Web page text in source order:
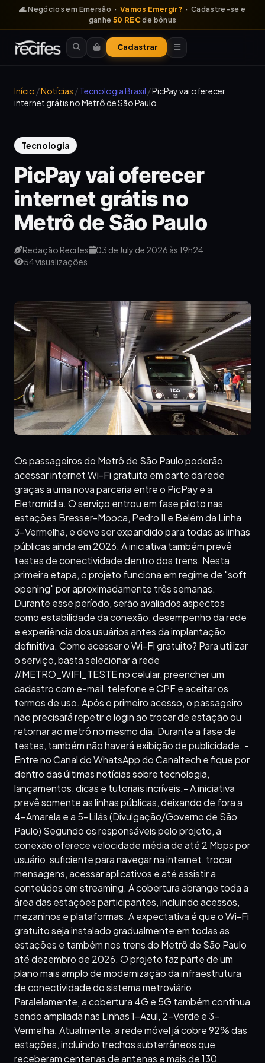
🌊 Negócios em Emersão · Vamos Emergir? · Cadastre-se e
ganhe50 RECde bônus
Cadastrar
Início /Notícias /Tecnologia Brasil /PicPay vai oferecer
internet grátis no Metrô de São Paulo
Tecnologia
PicPay vai oferecer
internet grátis no
Metrô de São Paulo
Redação Recifes
03 de July de 2026 às 19h24
54 visualizações
Os passageiros do Metrô de São Paulo poderão
acessar internet Wi-Fi gratuita em parte da rede
graças a uma nova parceria entre o PicPay e a
Eletromidia. O serviço entrou em fase piloto nas
estações Bresser-Mooca, Pedro II e Belém da Linha
3-Vermelha, e deve ser expandido para todas as linhas
públicas ainda em 2026. A iniciativa também prevê
testes de conectividade dentro dos trens. Nesta
primeira etapa, o projeto funciona em regime de "soft
opening" por aproximadamente três semanas.
Durante esse período, serão avaliados aspectos
como estabilidade da conexão, desempenho da rede
e experiência dos usuários antes da implantação
definitiva. Como acessar o Wi-Fi gratuito? Para utilizar
o serviço, basta selecionar a rede
#METRO_WIFI_TESTE no celular, preencher um
cadastro com e-mail, telefone e CPF e aceitar os
termos de uso. Após o primeiro acesso, o passageiro
não precisará repetir o login ao trocar de estação ou
retornar ao metrô no mesmo dia. Durante a fase de
testes, também não haverá exibição de publicidade. -
Entre no Canal do WhatsApp do Canaltech e fique por
dentro das últimas notícias sobre tecnologia,
lançamentos, dicas e tutoriais incríveis.- A iniciativa
prevê somente as linhas públicas, deixando de fora a
4-Amarela e a 5-Lilás (Divulgação/Governo de São
Paulo) Segundo os responsáveis pelo projeto, a
conexão oferece velocidade média de até 2 Mbps por
usuário, suficiente para navegar na internet, trocar
mensagens, acessar aplicativos e até assistir a
conteúdos em streaming. A cobertura abrange toda a
área das estações participantes, incluindo acessos,
mezaninos e plataformas. A expectativa é que o Wi-Fi
gratuito seja instalado gradualmente em todas as
estações e também nos trens do Metrô de São Paulo
até dezembro de 2026. O projeto faz parte de um
plano mais amplo de modernização da infraestrutura
de conectividade do sistema metroviário.
Paralelamente, a cobertura 4G e 5G também continua
sendo ampliada nas Linhas 1-Azul, 2-Verde e 3-
Vermelha. Atualmente, a rede móvel já cobre 92% das
estações, incluindo trechos subterrâneos que
receberam centenas de antenas e mais de 130